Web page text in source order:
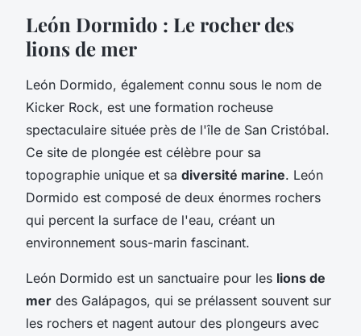
León Dormido : Le rocher des
lions de mer
León Dormido, également connu sous le nom de
Kicker Rock, est une formation rocheuse
spectaculaire située près de l'île de San Cristóbal.
Ce site de plongée est célèbre pour sa
topographie unique et sa diversité marine. León
Dormido est composé de deux énormes rochers
qui percent la surface de l'eau, créant un
environnement sous-marin fascinant.
León Dormido est un sanctuaire pour les lions de
mer des Galápagos, qui se prélassent souvent sur
les rochers et nagent autour des plongeurs avec